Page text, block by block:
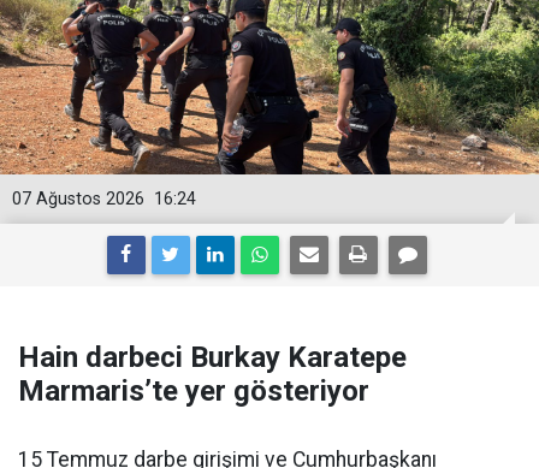
16:24
07 Ağustos 2026
Hain darbeci Burkay Karatepe
Marmaris’te yer gösteriyor
15 Temmuz darbe girişimi ve Cumhurbaşkanı